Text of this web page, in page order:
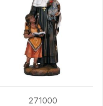
271000